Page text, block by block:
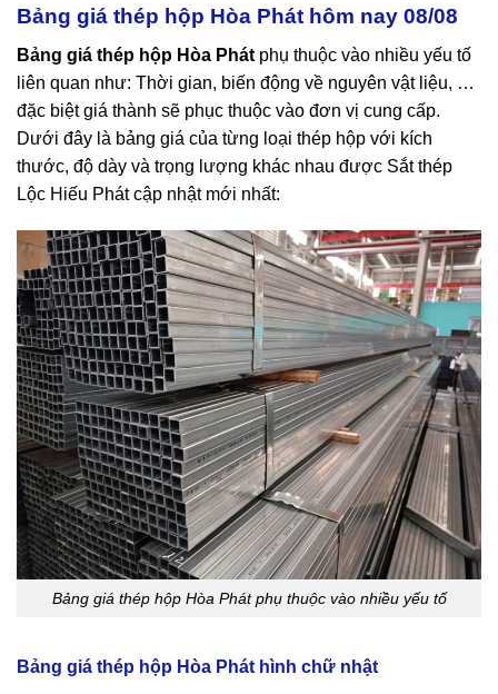
Bảng giá thép hộp Hòa Phát hôm nay 08/08
Bảng giá thép hộp Hòa Phát phụ thuộc vào nhiều yếu tố
liên quan như: Thời gian, biến động về nguyên vật liệu, …
đặc biệt giá thành sẽ phục thuộc vào đơn vị cung cấp.
Dưới đây là bảng giá của từng loại thép hộp với kích
thước, độ dày và trọng lượng khác nhau được Sắt thép
Lộc Hiếu Phát cập nhật mới nhất:
Bảng giá thép hộp Hòa Phát phụ thuộc vào nhiều yếu tố
Bảng giá thép hộp Hòa Phát hình chữ nhật